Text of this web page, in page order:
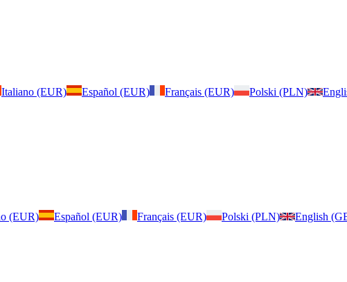
Italiano (EUR) Español (EUR) Français (EUR) Polski (PLN)
(EUR) Español (EUR) Français (EUR) Polski (PLN) English